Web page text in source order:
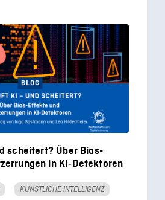
scheitert? Über Bias-
in KI‑Detektoren
KÜNSTLICHE INTELLIGENZ